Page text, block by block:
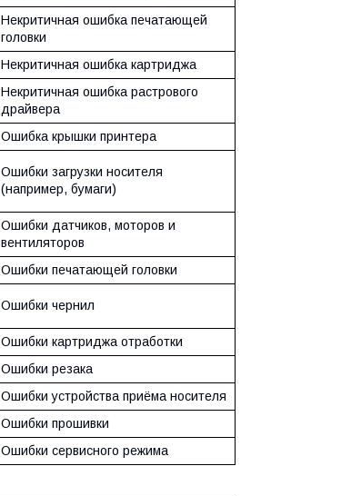
Некритичная ошибка печатающей
головки
Некритичная ошибка картриджа
Некритичная ошибка растрового
драйвера
Ошибка крышки принтера
Ошибки загрузки носителя
(например, бумаги)
Ошибки датчиков, моторов и
вентиляторов
Ошибки печатающей головки
Ошибки чернил
Ошибки картриджа отработки
Ошибки резака
Ошибки устройства приёма носителя
Ошибки прошивки
Ошибки сервисного режима